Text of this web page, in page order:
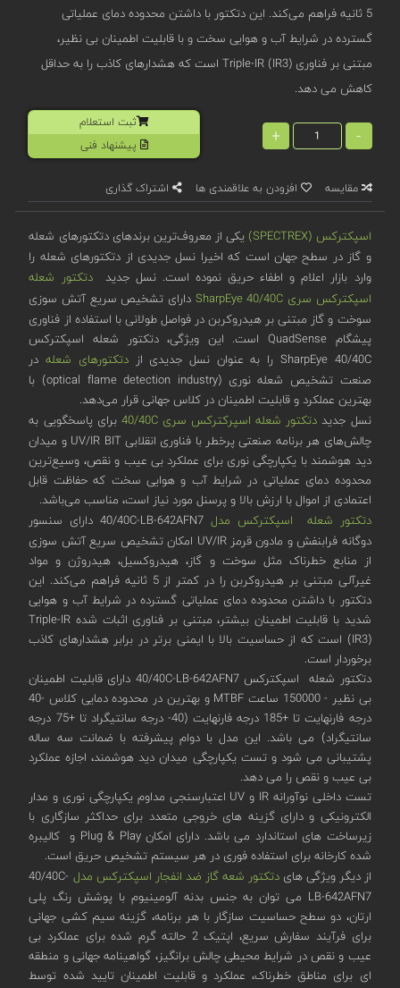
5 ثانیه فراهم می‌کند. این دتکتور با داشتن محدوده دمای عملیاتی
گسترده در شرایط آب و هوایی سخت و با قابلیت اطمینان بی ‌نظیر،
مبتنی بر فناوری Triple-IR (IR3) است که هشدارهای کاذب را به حداقل
کاهش می دهد.
-
+
ثبت استعلام
پیشنهاد فنی
مقایسه افزودن به علاقمندی ها اشتراک گذاری
اسپکترکس (SPECTREX)
یکی از معروف‌ترین برندهای دتکتورهای شعله
و گاز در سطح جهان است که اخیرا نسل جدیدی از دتکتورهای شعله را
وارد بازار اعلام و اطفاء حریق نموده است. نسل جدید
دتکتور شعله
اسپکترکس سری SharpEye 40/40C
دارای تشخیص سریع آتش سوزی
سوخت و گاز مبتنی بر هیدروکربن در فواصل طولانی با استفاده از فناوری
پیشگام QuadSense است. این ویژگی، دتکتور شعله اسپکترکس
SharpEye 40/40C را به عنوان نسل جدیدی از
دتکتورهای شعلهدر
صنعت تشخیص شعله نوری (optical flame detection industry) با
بهترین عملکرد و قابلیت اطمینان در کلاس جهانی قرار می‌دهد.
نسل جدیددتکتور شعله اسپرکترکس سری 40/40C
برای پاسخگویی به
چالش‌های هر برنامه صنعتی پرخطر با فناوری انقلابی UV/IR BIT و میدان
دید هوشمند با یکپارچگی نوری برای عملکرد بی عیب و نقص، وسیع‌ترین
محدوده دمای عملیاتی در شرایط آب و هوایی سخت که حفاظت قابل
اعتمادی از اموال با ارزش بالا و پرسنل مورد نیاز است، مناسب می‌باشد.
دتکتور شعله اسپکترکس مدل
40/40C-LB-642AFN7 دارای سنسور
دوگانه فرابنفش و مادون قرمز UV/IR امکان تشخیص سریع آتش ‌سوزی
از منابع خطرناک مثل سوخت و گاز، هیدروکسیل، هیدروژن و مواد
غیرآلی مبتنی بر هیدروکربن را در کمتر از 5 ثانیه فراهم می‌کند. این
دتکتور با داشتن محدوده دمای عملیاتی گسترده در شرایط آب و هوایی
شدید با قابلیت اطمینان بیشتر، مبتنی بر فناوری اثبات شده Triple-IR
(IR3) است که از حساسیت بالا با ایمنی برتر در برابر هشدارهای کاذب
برخوردار است.
دتکتور شعله اسپکترکس 40/40C-LB-642AFN7 دارای قابلیت اطمینان
بی نظیر - 150000 ساعت MTBF و بهترین در محدوده دمایی کلاس -40
درجه فارنهایت تا +185 درجه فارنهایت (40- درجه سانتیگراد تا +75 درجه
سانتیگراد) می باشد. این مدل با دوام پیشرفته با ضمانت سه ساله
پشتیبانی می شود و تست یکپارچگی میدان دید هوشمند، اجازه عملکرد
بی عیب و نقص را می دهد.
تست داخلی نوآورانه IR و UV اعتبارسنجی مداوم یکپارچگی نوری و مدار
الکترونیکی و دارای گزینه های خروجی متعدد برای حداکثر سازگاری با
زیرساخت های استاندارد می باشد. دارای امکان Plug & Play و کالیبره
شده کارخانه برای استفاده فوری در هر سیستم تشخیص حریق است.
از دیگر ویژگی هایدتکتور شعه گاز ضد انفجار اسپکترکس مدل 40/40C-
LB-642AFN7 می توان به جنس بدنه آلومینیوم با پوشش رنگ پلی
ارتان، دو سطح حساسیت سازگار با هر برنامه، گزینه سیم کشی جهانی
برای فرآیند سفارش سریع، اپتیک 2 حالته گرم شده برای عملکرد بی
عیب و نقص در شرایط محیطی چالش برانگیز، گواهینامه جهانی و منطقه
ای برای مناطق خطرناک، عملکرد و قابلیت اطمینان تایید شده توسط